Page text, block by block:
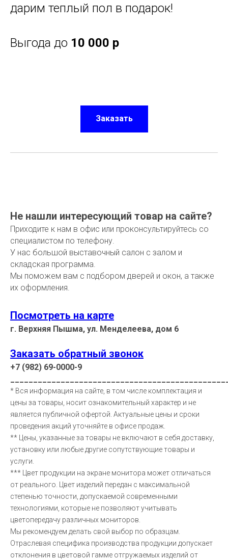
дарим теплый пол в подарок!
Выгода до 10 000 р
Заказать
Не нашли интересующий товар на сайте?
Приходите к нам в офис или проконсультируйтесь со
специалистом по телефону.
У нас большой выставочный салон с залом и
складская программа.
Мы поможем вам с подбором дверей и окон, а также
их оформления.
Посмотреть на карте
г. Верхняя Пышма, ул. Менделеева, дом 6
Заказать обратный звонок
+7 (982) 69-0000-9
* Вся информация на сайте, в том числе комплектация и
цены за товары, носит ознакомительный характер и не
является публичной офертой. Актуальные цены и сроки
проведения акций уточняйте в офисе продаж.
** Цены, указанные за товары не включают в себя доставку,
установку или любые другие сопутствующие товары и
услуги.
*** Цвет продукции на экране монитора может отличаться
от реального. Цвет изделий передан с максимальной
степенью точности, допускаемой современными
технологиями, которые не позволяют учитывать
цветопередачу различных мониторов.
Мы рекомендуем делать свой выбор по образцам.
Отраслевая специфика производства продукции допускает
отклонения в цветовой гамме отгружаемых изделий от